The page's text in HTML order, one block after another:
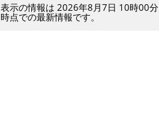
表示の情報は 2026年8月7日 10時00分
時点での最新情報です。